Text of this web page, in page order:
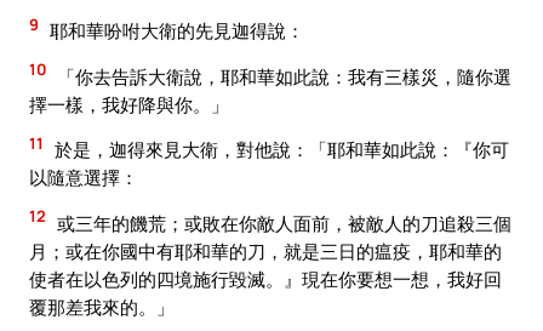
9 耶和華吩咐大衛的先見迦得說：
10
「你去告訴大衛說，耶和華如此說：我有三樣災，隨你選
擇一樣，我好降與你。」
11
於是，迦得來見大衛，對他說：「耶和華如此說：『你可
以隨意選擇：
12 或三年的饑荒；或敗在你敵人面前，被敵人的刀追殺三個
月；或在你國中有耶和華的刀，就是三日的瘟疫，耶和華的
使者在以色列的四境施行毀滅。』現在你要想一想，我好回
覆那差我來的。」